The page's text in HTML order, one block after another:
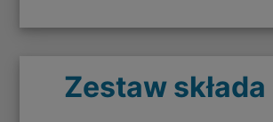
Zestaw składa